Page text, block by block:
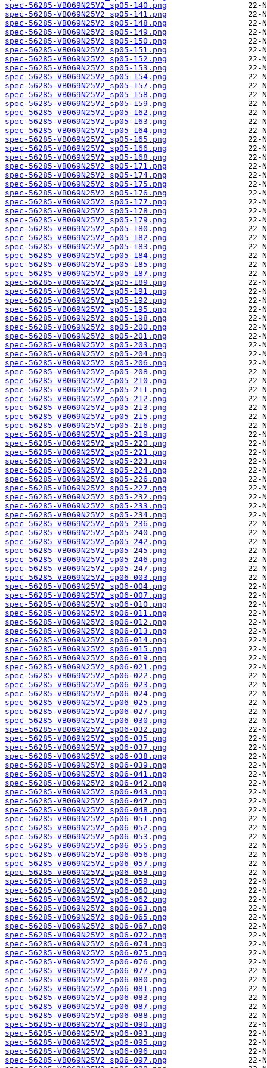
spec-56285-VB069N25V2_sp05-140.png
spec-56285-VB069N25V2_sp05-141.png
spec-56285-VB069N25V2_sp05-148.png
spec-56285-VB069N25V2_sp05-149.png
spec-56285-VB069N25V2_sp05-150.png
spec-56285-VB069N25V2_sp05-151.png
spec-56285-VB069N25V2_sp05-152.png
spec-56285-VB069N25V2_sp05-153.png
spec-56285-VB069N25V2_sp05-154.png
spec-56285-VB069N25V2_sp05-157.png
spec-56285-VB069N25V2_sp05-158.png
spec-56285-VB069N25V2_sp05-159.png
spec-56285-VB069N25V2_sp05-162.png
spec-56285-VB069N25V2_sp05-163.png
spec-56285-VB069N25V2_sp05-164.png
spec-56285-VB069N25V2_sp05-165.png
spec-56285-VB069N25V2_sp05-166.png
spec-56285-VB069N25V2_sp05-168.png
spec-56285-VB069N25V2_sp05-171.png
spec-56285-VB069N25V2_sp05-174.png
spec-56285-VB069N25V2_sp05-175.png
spec-56285-VB069N25V2_sp05-176.png
spec-56285-VB069N25V2_sp05-177.png
spec-56285-VB069N25V2_sp05-178.png
spec-56285-VB069N25V2_sp05-179.png
spec-56285-VB069N25V2_sp05-180.png
spec-56285-VB069N25V2_sp05-182.png
spec-56285-VB069N25V2_sp05-183.png
spec-56285-VB069N25V2_sp05-184.png
spec-56285-VB069N25V2_sp05-185.png
spec-56285-VB069N25V2_sp05-187.png
spec-56285-VB069N25V2_sp05-189.png
spec-56285-VB069N25V2_sp05-191.png
spec-56285-VB069N25V2_sp05-192.png
spec-56285-VB069N25V2_sp05-195.png
spec-56285-VB069N25V2_sp05-198.png
spec-56285-VB069N25V2_sp05-200.png
spec-56285-VB069N25V2_sp05-201.png
spec-56285-VB069N25V2_sp05-203.png
spec-56285-VB069N25V2_sp05-204.png
spec-56285-VB069N25V2_sp05-206.png
spec-56285-VB069N25V2_sp05-208.png
spec-56285-VB069N25V2_sp05-210.png
spec-56285-VB069N25V2_sp05-211.png
spec-56285-VB069N25V2_sp05-212.png
spec-56285-VB069N25V2_sp05-213.png
spec-56285-VB069N25V2_sp05-215.png
spec-56285-VB069N25V2_sp05-216.png
spec-56285-VB069N25V2_sp05-219.png
spec-56285-VB069N25V2_sp05-220.png
spec-56285-VB069N25V2_sp05-221.png
spec-56285-VB069N25V2_sp05-223.png
spec-56285-VB069N25V2_sp05-224.png
spec-56285-VB069N25V2_sp05-226.png
spec-56285-VB069N25V2_sp05-227.png
spec-56285-VB069N25V2_sp05-232.png
spec-56285-VB069N25V2_sp05-233.png
spec-56285-VB069N25V2_sp05-234.png
spec-56285-VB069N25V2_sp05-236.png
spec-56285-VB069N25V2_sp05-240.png
spec-56285-VB069N25V2_sp05-242.png
spec-56285-VB069N25V2_sp05-245.png
spec-56285-VB069N25V2_sp05-246.png
spec-56285-VB069N25V2_sp05-247.png
spec-56285-VB069N25V2_sp06-003.png
spec-56285-VB069N25V2_sp06-004.png
spec-56285-VB069N25V2_sp06-007.png
spec-56285-VB069N25V2_sp06-010.png
spec-56285-VB069N25V2_sp06-011.png
spec-56285-VB069N25V2_sp06-012.png
spec-56285-VB069N25V2_sp06-013.png
spec-56285-VB069N25V2_sp06-014.png
spec-56285-VB069N25V2_sp06-015.png
spec-56285-VB069N25V2_sp06-019.png
spec-56285-VB069N25V2_sp06-021.png
spec-56285-VB069N25V2_sp06-022.png
spec-56285-VB069N25V2_sp06-023.png
spec-56285-VB069N25V2_sp06-024.png
spec-56285-VB069N25V2_sp06-025.png
spec-56285-VB069N25V2_sp06-027.png
spec-56285-VB069N25V2_sp06-030.png
spec-56285-VB069N25V2_sp06-032.png
spec-56285-VB069N25V2_sp06-035.png
spec-56285-VB069N25V2_sp06-037.png
spec-56285-VB069N25V2_sp06-038.png
spec-56285-VB069N25V2_sp06-039.png
spec-56285-VB069N25V2_sp06-041.png
spec-56285-VB069N25V2_sp06-042.png
spec-56285-VB069N25V2_sp06-043.png
spec-56285-VB069N25V2_sp06-047.png
spec-56285-VB069N25V2_sp06-048.png
spec-56285-VB069N25V2_sp06-051.png
spec-56285-VB069N25V2_sp06-052.png
spec-56285-VB069N25V2_sp06-053.png
spec-56285-VB069N25V2_sp06-055.png
spec-56285-VB069N25V2_sp06-056.png
spec-56285-VB069N25V2_sp06-057.png
spec-56285-VB069N25V2_sp06-058.png
spec-56285-VB069N25V2_sp06-059.png
spec-56285-VB069N25V2_sp06-060.png
spec-56285-VB069N25V2_sp06-062.png
spec-56285-VB069N25V2_sp06-063.png
spec-56285-VB069N25V2_sp06-065.png
spec-56285-VB069N25V2_sp06-067.png
spec-56285-VB069N25V2_sp06-072.png
spec-56285-VB069N25V2_sp06-074.png
spec-56285-VB069N25V2_sp06-075.png
spec-56285-VB069N25V2_sp06-076.png
spec-56285-VB069N25V2_sp06-077.png
spec-56285-VB069N25V2_sp06-080.png
spec-56285-VB069N25V2_sp06-081.png
spec-56285-VB069N25V2_sp06-083.png
spec-56285-VB069N25V2_sp06-087.png
spec-56285-VB069N25V2_sp06-088.png
spec-56285-VB069N25V2_sp06-090.png
spec-56285-VB069N25V2_sp06-093.png
spec-56285-VB069N25V2_sp06-095.png
spec-56285-VB069N25V2_sp06-096.png
spec-56285-VB069N25V2_sp06-097.png